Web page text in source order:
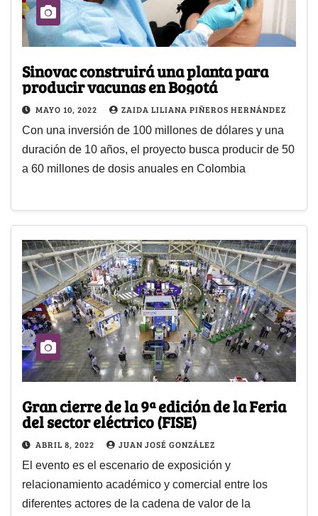
Sinovac construirá una planta para
producir vacunas en Bogotá
MAYO 10, 2022 ZAIDA LILIANA PIÑEROS HERNÁNDEZ
Con una inversión de 100 millones de dólares y una
duración de 10 años, el proyecto busca producir de 50
a 60 millones de dosis anuales en Colombia
Gran cierre de la 9ª edición de la Feria
del sector eléctrico (FISE)
ABRIL 8, 2022 JUAN JOSÉ GONZÁLEZ
El evento es el escenario de exposición y
relacionamiento académico y comercial entre los
diferentes actores de la cadena de valor de la